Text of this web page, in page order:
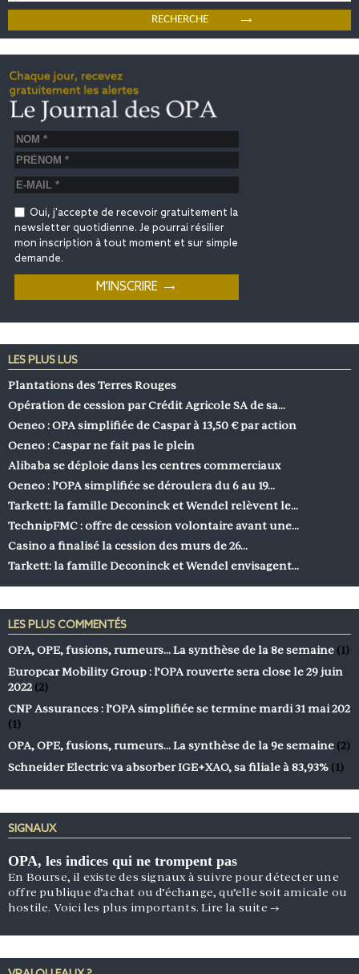
Oui, j'accepte de recevoir gratuitement la
newsletter quotidienne. Je pourrai résilier
mon inscription à tout moment et sur simple
demande.
LES PLUS LUS
Plantations des Terres Rouges
Opération de cession par Crédit Agricole SA de sa…
Oeneo : OPA simplifiée de Caspar à 13,50 € par action
Oeneo : Caspar ne fait pas le plein
Alibaba se déploie dans les centres commerciaux
Oeneo : l’OPA simplifiée se déroulera du 6 au 19…
Tarkett: la famille Deconinck et Wendel relèvent le…
TechnipFMC : offre de cession volontaire avant une…
Casino a finalisé la cession des murs de 26…
Tarkett: la famille Deconinck et Wendel envisagent…
LES PLUS COMMENTÉS
OPA, OPE, fusions, rumeurs… La synthèse de la 8e semaine (1)
Europcar Mobility Group : l’OPA rouverte sera close le 29 juin
2022 (2)
CNP Assurances : l’OPA simplifiée se termine mardi 31 mai 202
(1)
OPA, OPE, fusions, rumeurs… La synthèse de la 9e semaine (2)
Schneider Electric va absorber IGE+XAO, sa filiale à 83,93% (1)
SIGNAUX
OPA, les indices qui ne trompent pas
En Bourse, il existe des signaux à suivre pour détecter une
offre publique d’achat ou d’échange, qu’elle soit amicale ou
hostile. Voici les plus importants.Lire la suite →